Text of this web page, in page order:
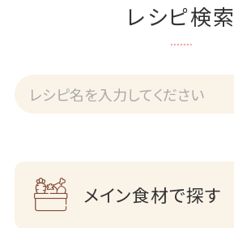
レシピ検索
メイン食材で探す